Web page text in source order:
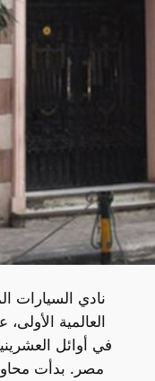
العالمية
في أوائل